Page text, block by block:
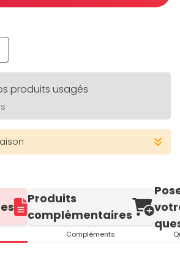
produits usagés
Produits
complémentaires
Compléments